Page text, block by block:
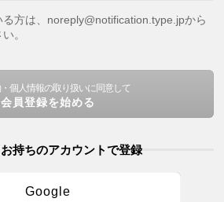
る方は、noreply@notification.type.jpから
。
個人情報の取り扱いに同意して
会員登録を始める
持ちのアカウントで登録
Google